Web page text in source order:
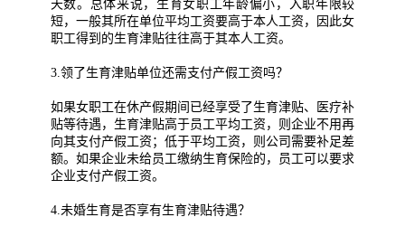
天数。总体来说，生育女职工年龄偏小，入职年限较
短，一般其所在单位平均工资要高于本人工资，因此女
职工得到的生育津贴往往高于其本人工资。
3.领了生育津贴单位还需支付产假工资吗？
如果女职工在休产假期间已经享受了生育津贴、医疗补
贴等待遇，生育津贴高于员工平均工资，则企业不用再
向其支付产假工资；低于平均工资，则公司需要补足差
额。如果企业未给员工缴纳生育保险的，员工可以要求
企业支付产假工资。
4.未婚生育是否享有生育津贴待遇？